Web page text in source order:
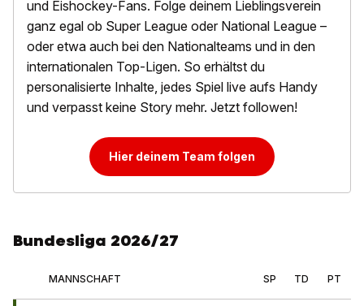
und Eishockey-Fans. Folge deinem Lieblingsverein
ganz egal ob Super League oder National League –
oder etwa auch bei den Nationalteams und in den
internationalen Top-Ligen. So erhältst du
personalisierte Inhalte, jedes Spiel live aufs Handy
und verpasst keine Story mehr. Jetzt followen!
Hier deinem Team folgen
Bundesliga 2026/27
MANNSCHAFT SP TD PT